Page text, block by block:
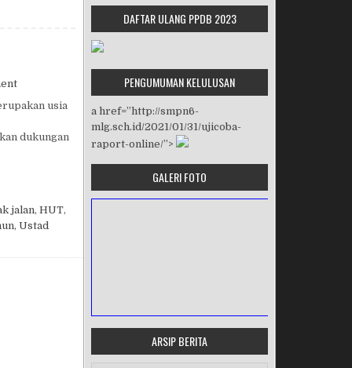
on HUT SMP NEGERI 6 MALANG
usia
dukungan
jalan, HUT,
, Ustad
DAFTAR ULANG PPDB 2023
PENGUMUMAN KELULUSAN
a href=”http://smpn6-
mlg.sch.id/2021/01/31/ujicoba-
raport-online/”>
GALERI FOTO
ARSIP BERITA